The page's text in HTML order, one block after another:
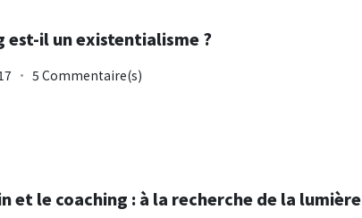
est-il un existentialisme ?
5 Commentaire(s)
et le coaching : à la recherche de la lumière